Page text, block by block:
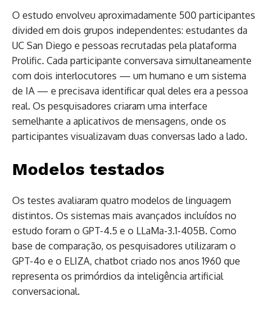
O estudo envolveu aproximadamente 500 participantes
divided em dois grupos independentes: estudantes da
UC San Diego e pessoas recrutadas pela plataforma
Prolific. Cada participante conversava simultaneamente
com dois interlocutores — um humano e um sistema
de IA — e precisava identificar qual deles era a pessoa
real. Os pesquisadores criaram uma interface
semelhante a aplicativos de mensagens, onde os
participantes visualizavam duas conversas lado a lado.
Modelos testados
Os testes avaliaram quatro modelos de linguagem
distintos. Os sistemas mais avançados incluídos no
estudo foram o GPT-4.5 e o LLaMa-3.1-405B. Como
base de comparação, os pesquisadores utilizaram o
GPT-4o e o ELIZA, chatbot criado nos anos 1960 que
representa os primórdios da inteligência artificial
conversacional.